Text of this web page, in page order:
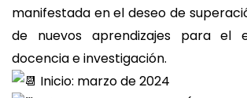
manifestada en el deseo de
de nuevos aprendizajes para el
docencia e investigación.
Inicio: marzo de 2024